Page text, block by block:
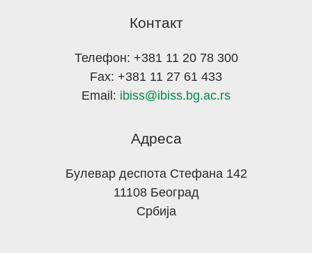
Контакт
Телефон: +381 11 20 78 300
Fax: +381 11 27 61 433
Email: ibiss@ibiss.bg.ac.rs
Адреса
Булевар деспота Стефана 142
11108 Београд
Србија